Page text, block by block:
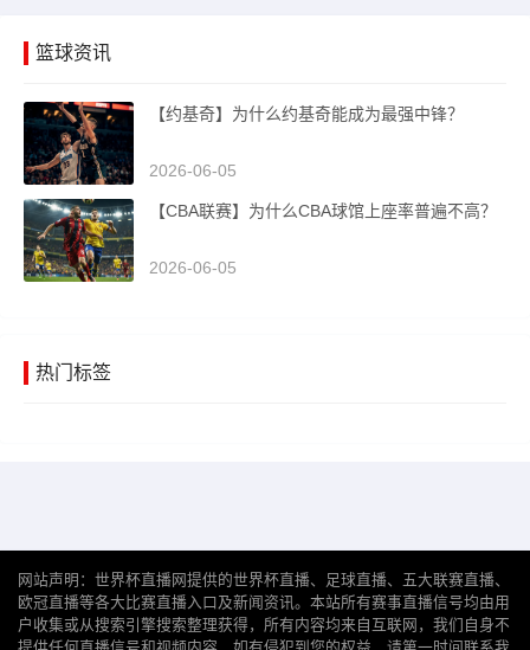
篮球资讯
【约基奇】为什么约基奇能成为最强中锋？
2026-06-05
【CBA联赛】为什么CBA球馆上座率普遍不高？
2026-06-05
热门标签
网站声明：世界杯直播网提供的世界杯直播、足球直播、五大联赛直播、
欧冠直播等各大比赛直播入口及新闻资讯。本站所有赛事直播信号均由用
户收集或从搜索引擎搜索整理获得，所有内容均来自互联网，我们自身不